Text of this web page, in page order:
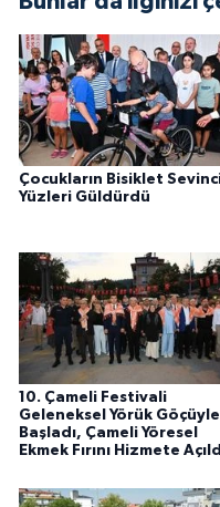
Çocukların Bisiklet
Yüzleri Güldürdü
10. Çameli Festivali
Geleneksel Yörük Göçüyle
Başladı, Çameli Yöresel
Ekmek Fırını Hizmete